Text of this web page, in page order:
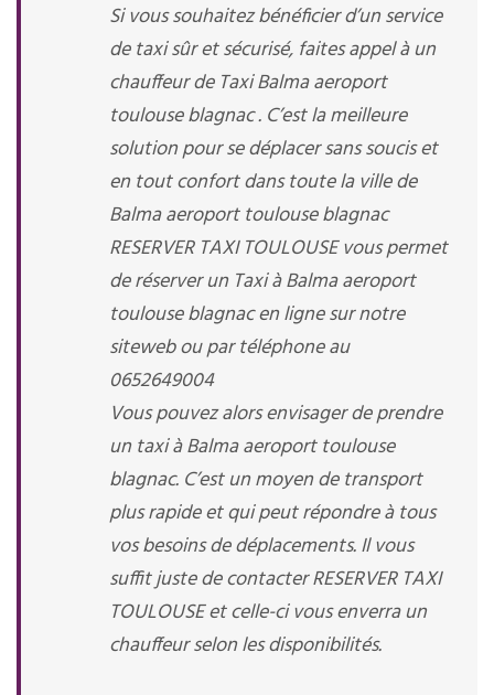
Si vous souhaitez bénéficier d’un service
de taxi sûr et sécurisé, faites appel à un
chauffeur de Taxi Balma aeroport
toulouse blagnac . C’est la meilleure
solution pour se déplacer sans soucis et
en tout confort dans toute la ville de
Balma aeroport toulouse blagnac
RESERVER TAXI TOULOUSE vous permet
de réserver un Taxi à Balma aeroport
toulouse blagnac en ligne sur notre
siteweb ou par téléphone au
0652649004
Vous pouvez alors envisager de prendre
un taxi à Balma aeroport toulouse
blagnac. C’est un moyen de transport
plus rapide et qui peut répondre à tous
vos besoins de déplacements. Il vous
suffit juste de contacter RESERVER TAXI
TOULOUSE et celle-ci vous enverra un
chauffeur selon les disponibilités.